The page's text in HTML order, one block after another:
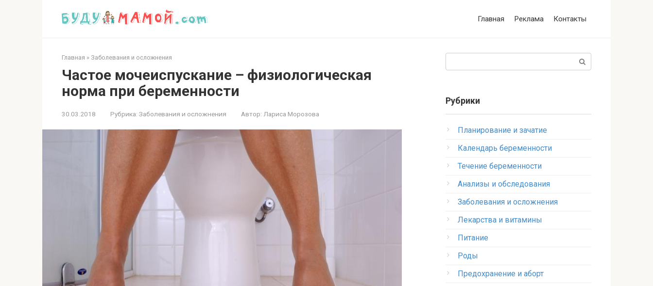
Главная Реклама Контакты
Главная » Заболевания и осложнения
Частое мочеиспускание – физиологическая
норма при беременности
30.03.2018 Рубрика: Заболевания и осложнения Автор: Лариса Морозова
Рубрики
Планирование и зачатие
Календарь беременности
Течение беременности
Анализы и обследования
Заболевания и осложнения
Лекарства и витамины
Питание
Роды
Предохранение и аборт